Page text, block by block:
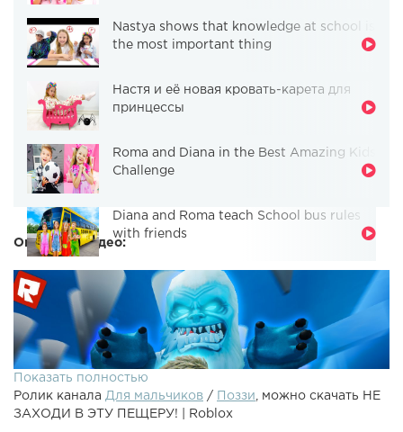
Nastya shows that knowledge at school is
the most important thing
Настя и её новая кровать-карета для
принцессы
Roma and Diana in the Best Amazing Kids
Challenge
Diana and Roma teach School bus rules
with friends
Описание видео:
Показать полностью
Ролик канала Для мальчиков / Поззи
, можно скачать НЕ
ЗАХОДИ В ЭТУ ПЕЩЕРУ! | Roblox